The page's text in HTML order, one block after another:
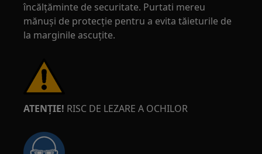
încălțăminte de securitate. Purtati mereu
mănuși de protecție pentru a evita tăieturile de
la marginile ascuțite.
ATENȚIE! RISC DE LEZARE A OCHILOR